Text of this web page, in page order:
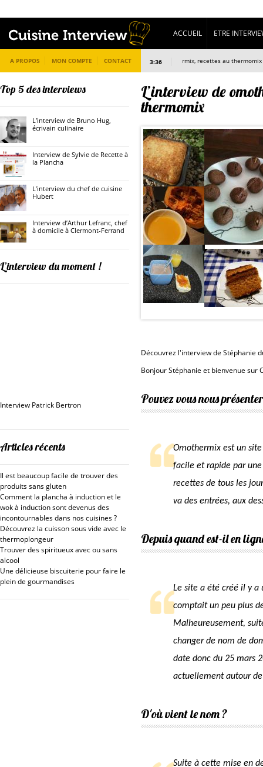
ACCUEIL ETRE
A PROPOS MON COMPTE CONTACT 3:36
L’interview de omothermix, recettes au thermomix
Top 5 des interviews
L’interview de Bruno Hug,
écrivain culinaire
Interview de Sylvie de Recette à
la Plancha
L’interview du chef de cuisine
Hubert
Interview d’Arthur Lefranc, chef
à domicile à Clermont-Ferrand
L’interview du moment !
Interview Patrick Bertron
Articles récents
Il est beaucoup facile de trouver des
produits sans gluten
Comment la plancha à induction et le
wok à induction sont devenus des
incontournables dans nos cuisines ?
Découvrez la cuisson sous vide avec le
thermoplongeur
Trouver des spiritueux avec ou sans
alcool
Une délicieuse biscuiterie pour faire le
plein de gourmandises
L’interview de
thermomix
Découvrez l'interview de Stéphanie
Bonjour Stéphanie et bienvenue sur
Pouvez vous nous
Omothermix est un
facile et rapide par
recettes de tous les
va des entrées, aux
Depuis quand est-il en
Le site a été créé il y a
comptait un peu plus
Malheureusement,
changer de nom de
date donc du 25 mars
actuellement autour
D'où vient le nom ?
Suite à cette mise en